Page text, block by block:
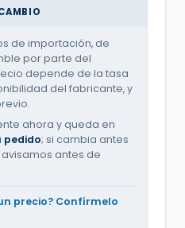
de importación, de
por parte del
depende de la tasa
del fabricante, y
ahora y queda en
pedido; si cambia antes
antes de
precio? Confírmelo